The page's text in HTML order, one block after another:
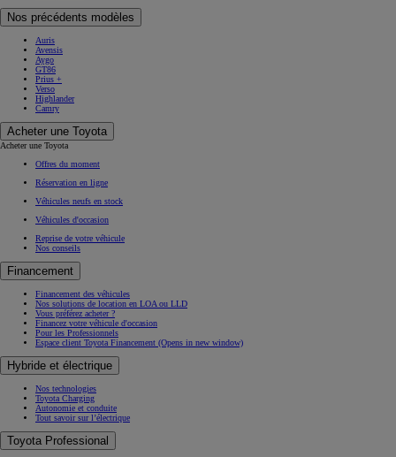
Nos précédents modèles
Auris
Avensis
Aygo
GT86
Prius +
Verso
Highlander
Camry
Acheter une Toyota
Acheter une Toyota
Offres du moment
Réservation en ligne
Véhicules neufs en stock
Véhicules d'occasion
Reprise de votre véhicule
Nos conseils
Financement
Financement des véhicules
Nos solutions de location en LOA ou LLD
Vous préférez acheter ?
Financez votre véhicule d'occasion
Pour les Professionnels
Espace client Toyota Financement (Opens in new window)
Hybride et électrique
Nos technologies
Toyota Charging
Autonomie et conduite
Tout savoir sur l’électrique
Toyota Professional